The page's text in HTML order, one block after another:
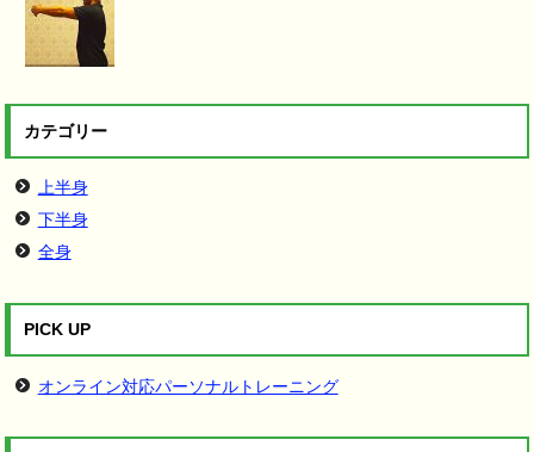
カテゴリー
上半身
下半身
全身
PICK UP
オンライン対応パーソナルトレーニング